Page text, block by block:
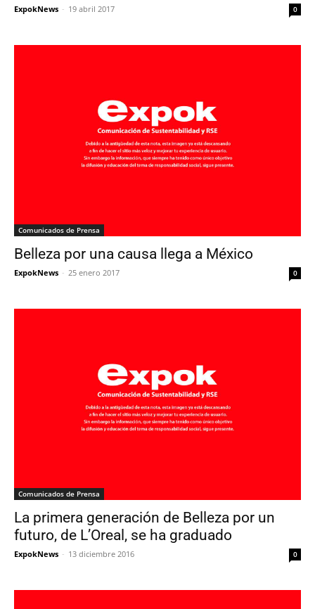
ExpokNews - 19 abril 2017 0
Comunicados de Prensa
Belleza por una causa llega a México
ExpokNews - 25 enero 2017 0
Comunicados de Prensa
La primera generación de Belleza por un
futuro, de L’Oreal, se ha graduado
ExpokNews - 13 diciembre 2016 0